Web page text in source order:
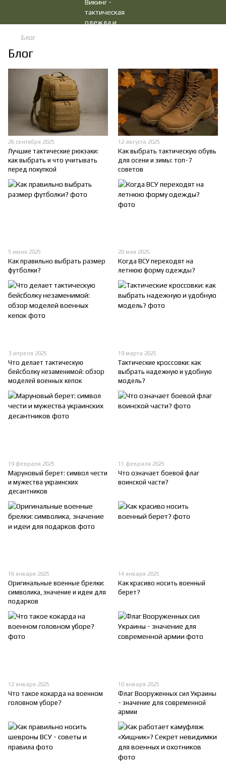
Блог
Блог
26 сентября 2025
Лучшие тактические рюкзаки:
как выбрать и что учитывать
перед покупкой
12 августа 2025
Как выбрать тактическую обувь
для осени и зимы: топ-7
советов
5 июня 2025
Как правильно выбрать размер
футболки?
20 мая 2025
Когда ВСУ переходят на
летнюю форму одежды?
3 апреля 2025
Что делает тактическую
бейсболку незаменимой: обзор
моделей военных кепок
19 марта 2025
Тактические кроссовки: как
выбрать надежную и удобную
модель?
19 февраля 2025
Маруновый берет: символ чести
и мужества украинских
десантников
11 февраля 2025
Что означает боевой флаг
воинской части?
16 января 2025
Оригинальные военные брелки:
символика, значение и идеи для
подарков
14 января 2025
Как красиво носить военный
берет?
12 января 2025
Что такое кокарда на военном
головном уборе?
10 января 2025
Флаг Вооруженных сил Украины
- значение для современной
армии